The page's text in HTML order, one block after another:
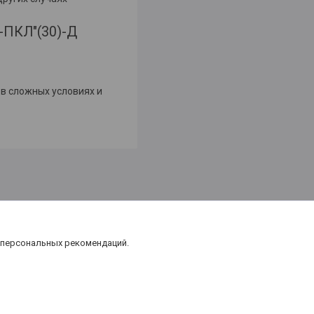
ПКЛ"(30)-Д
сложных условиях и
рекомендаций.